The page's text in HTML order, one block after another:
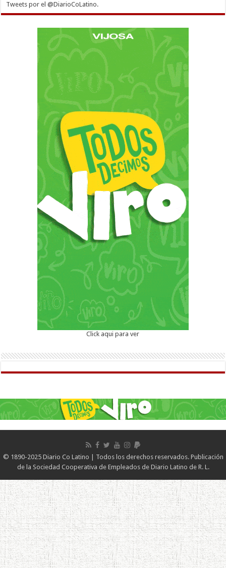
Tweets por el @DiarioCoLatino.
Click aqui para ver
© 1890-2025 Diario Co Latino | Todos los derechos reservados. Publicación
de la Sociedad Cooperativa de Empleados de Diario Latino de R. L.